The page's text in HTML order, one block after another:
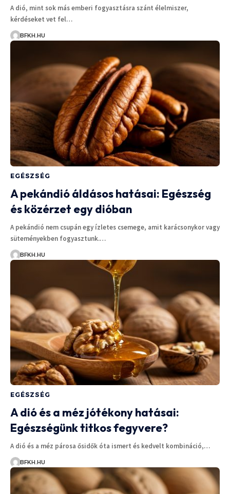
A dió, mint sok más emberi fogyasztásra szánt élelmiszer,
kérdéseket vet fel…
BFKH.HU
EGÉSZSÉG
A pekándió áldásos hatásai: Egészség
és közérzet egy dióban
A pekándió nem csupán egy ízletes csemege, amit karácsonykor vagy
süteményekben fogyasztunk.…
BFKH.HU
EGÉSZSÉG
A dió és a méz jótékony hatásai:
Egészségünk titkos fegyvere?
A dió és a méz párosa ősidők óta ismert és kedvelt kombináció,…
BFKH.HU